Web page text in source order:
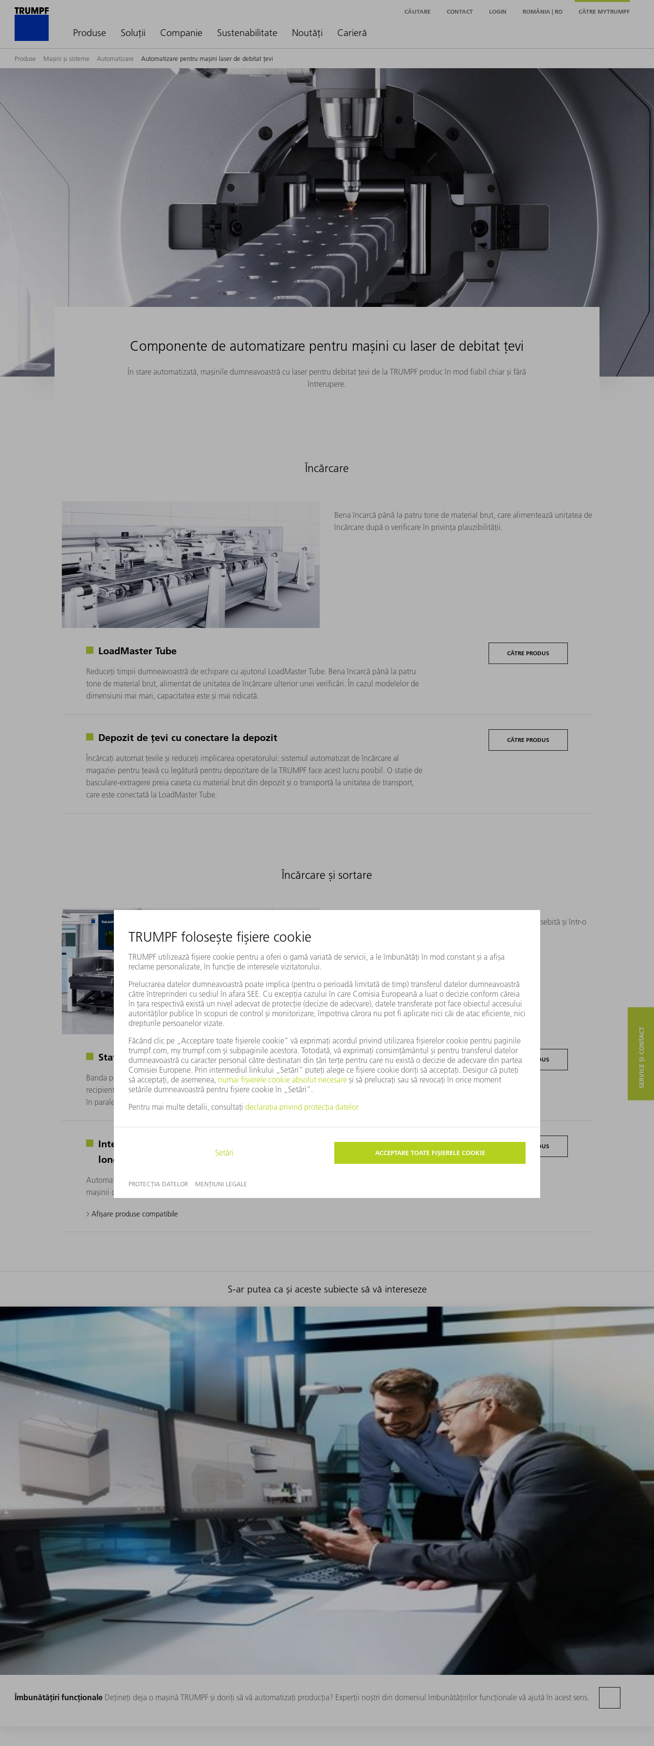
Produse Soluții Companie Sustenabilitate Noutăți Carieră
CĂUTARE CONTACT LOGIN ROMÂNIA | RO CĂTRE MYTRUMPF
Produse Mașini și sisteme Automatizare Automatizare pentru mașini laser de debitat țevi
Componente de automatizare pentru mașini cu laser de debitat țevi
În stare automatizată, mașinile dumneavoastră cu laser pentru debitat țevi de la TRUMPF produc în mod fiabil chiar și fără
întrerupere.
Încărcare
Bena încarcă până la patru tone de material brut, care alimentează unitatea de
încărcare după o verificare în privința plauzibilității.
LoadMaster Tube
Reduceți timpii dumneavoastră de echipare cu ajutorul LoadMaster Tube. Bena încarcă până la patru
tone de material brut, alimentat de unitatea de încărcare ulterior unei verificări. În cazul modelelor de
dimensiuni mai mari, capacitatea este și mai ridicată.
CĂTRE PRODUS
Depozit de țevi cu conectare la depozit
Încărcați automat țevile și reduceți implicarea operatorului: sistemul automatizat de încărcare al
magaziei pentru țeavă cu legătură pentru depozitare de la TRUMPF face acest lucru posibil. O stație de
basculare-extragere preia caseta cu material brut din depozit și o transportă la unitatea de transport,
care este conectată la LoadMaster Tube.
CĂTRE PRODUS
Încărcare și sortare
Stația de evacuare descarcă și sortează piesele cu o atenție deosebită și într-o
Stație de evacuare
Banda pentru transport TruLaser Tube descarcă țevile pe masa tip bandă, în containere cu gratii sau
recipiente, fără a le deteriora. Banda pentru transportul resturilor de material elimină automat resturile,
în paralel cu regimul de lucru principal, în containere gata pregătite.
CĂTRE PRODUS
Interfață de automatizare a descărcării cu bandă transportoare
longitudinală
Automatizarea descărcării reduce implicarea operatorului și ajută la evitarea erorilor la descărcarea
mașinii de debitat țevi cu laser.
Afișare produse compatibile
CĂTRE PRODUS
S-ar putea ca și aceste subiecte să vă intereseze
Îmbunătățiri funcționale Dețineți deja o mașină TRUMPF și doriți să vă automatizați producția? Experții noștri din domeniul îmbunătățirilor funcționale vă ajută în acest sens.
SERVICE ȘI CONTACT